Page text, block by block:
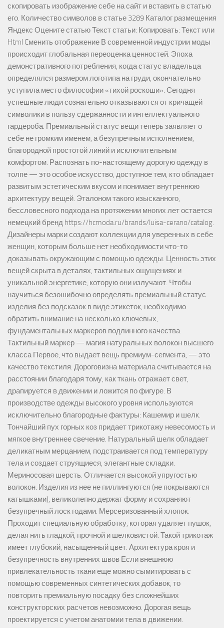
скопировать изображение себе на сайт и вставить в статью
его. Количество символов в статье 3289 Каталог размещения
Яндекс Оцените статью Текст статьи: Копировать: Текст или
Html Cменить отображение В современной индустрии моды
происходит глобальная переоценка ценностей. Эпоха
демонстративного потребления, когда статус владельца
определялся размером логотипа на груди, окончательно
уступила место философии «тихой роскоши». Сегодня
успешные люди сознательно отказываются от кричащей
символики в пользу сдержанности и интеллектуального
гардероба. Премиальный статус вещи теперь заявляет о
себе не громким именем, а безупречным исполнением,
благородной простотой линий и исключительным
комфортом. Распознать по-настоящему дорогую одежду в
толпе — это особое искусство, доступное тем, кто обладает
развитым эстетическим вкусом и понимает внутреннюю
архитектуру вещей. Эталоном такого изысканного,
бессловесного подхода на протяжении многих лет остается
немецкий бренд https://hcmoda.ru/brands/luisa-cerano/catalog.
Дизайнеры марки создают коллекции для уверенных в себе
женщин, которым больше нет необходимости что-то
доказывать окружающим с помощью одежды. Ценность этих
вещей скрыта в деталях, тактильных ощущениях и
уникальной энергетике, которую они излучают. Чтобы
научиться безошибочно определять премиальный статус
изделия без подсказок в виде этикеток, необходимо
обратить внимание на несколько ключевых,
фундаментальных маркеров подлинного качества.
Тактильный маркер — магия натуральных волокон высшего
класса Первое, что выдает вещь премиум-сегмента, — это
качество текстиля. Дороговизна материала считывается на
расстоянии благодаря тому, как ткань отражает свет,
драпируется в движении и ложится по фигуре. В
производстве одежды высокого уровня используются
исключительно благородные фактуры: Кашемир и шелк.
Тончайший пух горных коз придает трикотажу невесомость и
мягкое внутреннее свечение. Натуральный шелк обладает
деликатным мерцанием, подстраивается под температуру
тела и создает струящиеся, элегантные складки.
Мериносовая шерсть. Отличается высокой упругостью
волокон. Изделия из нее не пиллингуются (не покрываются
катышками), великолепно держат форму и сохраняют
безупречный лоск годами. Мерсеризованный хлопок.
Проходит специальную обработку, которая удаляет пушок,
делая нить гладкой, прочной и шелковистой. Такой трикотаж
имеет глубокий, насыщенный цвет. Архитектура кроя и
безупречность внутренних швов Если внешнюю
привлекательность ткани еще можно сымитировать с
помощью современных синтетических добавок, то
повторить премиальную посадку без сложнейших
конструкторских расчетов невозможно. Дорогая вещь
проектируется с учетом анатомии тела в движении.